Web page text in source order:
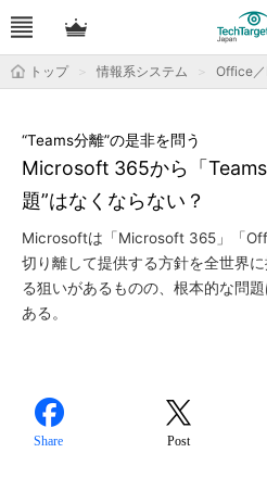
トップ 情報系システム Office
Microsoft 365から「
題”はなくならない？
“Teams分離”の是非を問う
Microsoftは「Microsoft 365」「
切り離して提供する方針を全世界
る狙いがあるものの、根本的な問
ある。
Share Post